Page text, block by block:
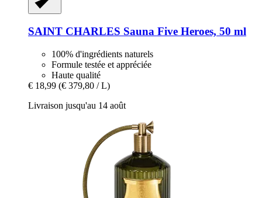
SAINT CHARLES Sauna Five Heroes, 50 ml
100% d'ingrédients naturels
Formule testée et appréciée
Haute qualité
€ 18,99 (€ 379,80 / L)
Livraison jusqu'au 14 août